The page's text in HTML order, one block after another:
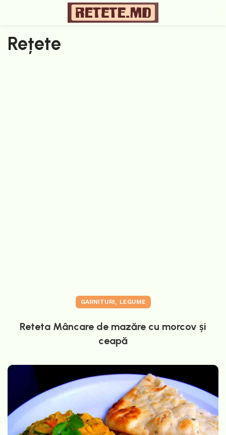
Rețete
GARNITURI, LEGUME
Reteta Mâncare de mazăre cu morcov și
ceapă